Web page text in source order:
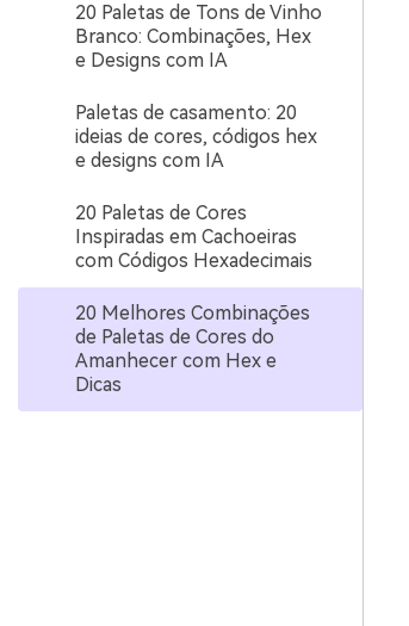
20 Paletas de Tons de Vinho
Branco: Combinações, Hex
e Designs com IA
Paletas de casamento: 20
ideias de cores, códigos hex
e designs com IA
20 Paletas de Cores
Inspiradas em Cachoeiras
com Códigos Hexadecimais
20 Melhores Combinações
de Paletas de Cores do
Amanhecer com Hex e
Dicas